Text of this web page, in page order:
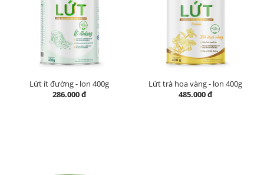
Lứt ít đường - lon 400g
286.000 đ
Lứt trà hoa vàng - lon 400g
485.000 đ